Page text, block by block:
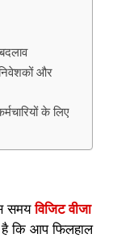
और
के लिए
समयविजिट वीजा
कि आप फिलहाल